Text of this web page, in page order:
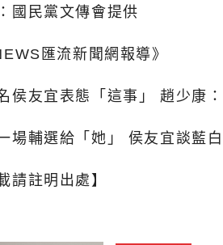
國民黨文傳會提供
匯流新聞網報導》
侯友宜表態「這事」 趙少康
場輔選給「她」 侯友宜談藍
請註明出處】